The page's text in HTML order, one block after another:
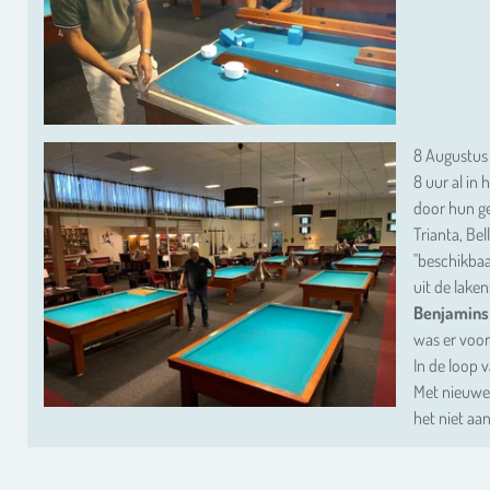
8
8 uur al in
door hun
Trianta,
uit de
Benjamins
was er
In de loop
Met
het niet